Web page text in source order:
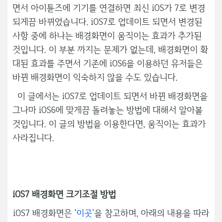
면서 아이튠즈에 기기를 연결하면 최신 iOS가 7로 변경
되게끔 바뀌었습니다. iOS7로 업데이트 되면서 변경된
사항 중에 하나는 배경화면이 움직이는 효과가 추가된
것입니다. 이 부분 까지는 문제가 없는데, 배경화면이 확
대된 효과를 주면서 기존에 iOS6을 이용하던 유저들은
바뀐 배경화면이 익숙하지 않을 수도 있습니다.
이 글에서는 iOS7로 업데이트 되면서 바뀐 배경화면을
그나마 iOS6에 맞게끔 돌려놓는 방법에 대해서 알아볼
것입니다. 이 글의 방법을 이용한다면, 움직이는 효과가
사라집니다.
iOS7 배경화면 크기조절 방법
iOS7 배경화면은 '이곳'을 참고하며, 아래의 내용을 따라